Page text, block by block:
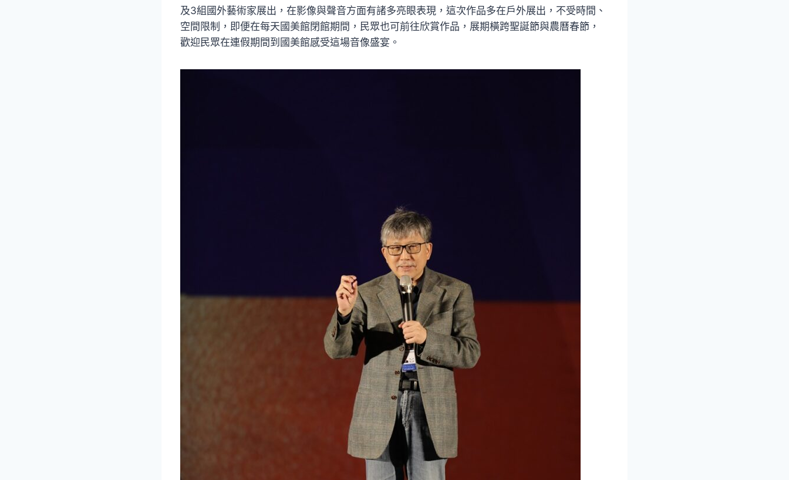
及3組國外藝術家展出，在影像與聲音方面有諸多亮眼表現，這次作品多在戶外展出，不受時間、
空間限制，即便在每天國美館閉館期間，民眾也可前往欣賞作品，展期橫跨聖誕節與農曆春節，
歡迎民眾在連假期間到國美館感受這場音像盛宴。